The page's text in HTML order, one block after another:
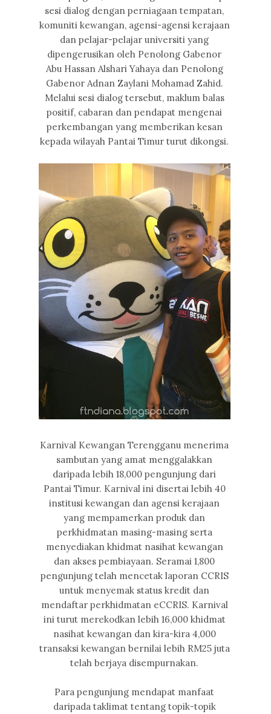
sesi dialog dengan perniagaan tempatan,
komuniti kewangan, agensi-agensi kerajaan
dan pelajar-pelajar universiti yang
dipengerusikan oleh Penolong Gabenor
Abu Hassan Alshari Yahaya dan Penolong
Gabenor Adnan Zaylani Mohamad Zahid.
Melalui sesi dialog tersebut, maklum balas
positif, cabaran dan pendapat mengenai
perkembangan yang memberikan kesan
kepada wilayah Pantai Timur turut dikongsi.
Karnival Kewangan Terengganu menerima
sambutan yang amat menggalakkan
daripada lebih 18,000 pengunjung dari
Pantai Timur. Karnival ini disertai lebih 40
institusi kewangan dan agensi kerajaan
yang mempamerkan produk dan
perkhidmatan masing-masing serta
menyediakan khidmat nasihat kewangan
dan akses pembiayaan. Seramai 1,800
pengunjung telah mencetak laporan CCRIS
untuk menyemak status kredit dan
mendaftar perkhidmatan eCCRIS. Karnival
ini turut merekodkan lebih 16,000 khidmat
nasihat kewangan dan kira-kira 4,000
transaksi kewangan bernilai lebih RM25 juta
telah berjaya disempurnakan.
Para pengunjung mendapat manfaat
daripada taklimat tentang topik-topik